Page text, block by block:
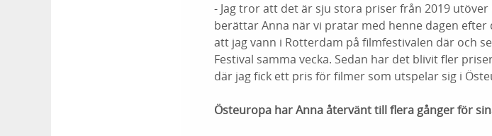
- Jag tror att det är sju stora priser från 2019
berättar Anna när vi pratar med henne dagen
att jag vann i Rotterdam på filmfestivalen där och
Festival samma vecka. Sedan har det blivit fler
där jag fick ett pris för filmer som utspelar sig i
Östeuropa har Anna återvänt till flera gånger för